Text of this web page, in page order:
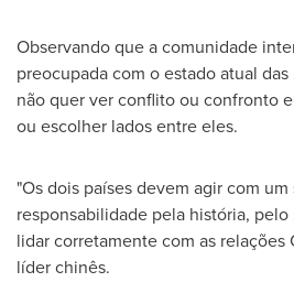
Observando que a comunidade
preocupada com o estado atual
não quer ver conflito ou confronto
ou escolher lados entre eles.
"Os dois países devem agir com
responsabilidade pela história,
lidar corretamente com as relações
líder chinês.